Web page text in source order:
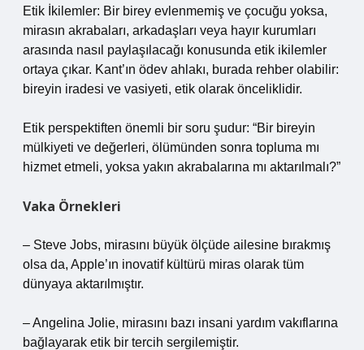
Etik İkilemler: Bir birey evlenmemiş ve çocuğu yoksa,
mirasın akrabaları, arkadaşları veya hayır kurumları
arasında nasıl paylaşılacağı konusunda etik ikilemler
ortaya çıkar. Kant’ın ödev ahlakı, burada rehber olabilir:
bireyin iradesi ve vasiyeti, etik olarak önceliklidir.
Etik perspektiften önemli bir soru şudur: “Bir bireyin
mülkiyeti ve değerleri, ölümünden sonra topluma mı
hizmet etmeli, yoksa yakın akrabalarına mı aktarılmalı?”
Vaka Örnekleri
– Steve Jobs, mirasını büyük ölçüde ailesine bırakmış
olsa da, Apple’ın inovatif kültürü miras olarak tüm
dünyaya aktarılmıştır.
– Angelina Jolie, mirasını bazı insani yardım vakıflarına
bağlayarak etik bir tercih sergilemiştir.